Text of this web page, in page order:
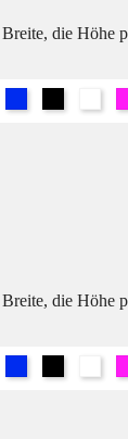
die Höhe
die Höhe